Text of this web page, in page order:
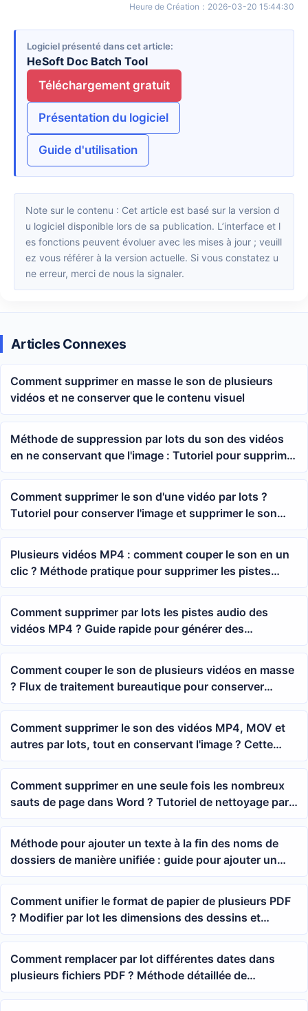
Heure de Création ： 2026-03-20 15:44:30
Logiciel présenté dans cet article
HeSoft Doc Batch Tool
Téléchargement gratuit
Présentation du logiciel
Guide d'utilisation
Note sur le contenu : Cet article est basé sur la version d
u logiciel disponible lors de sa publication. L’interface et l
es fonctions peuvent évoluer avec les mises à jour ; veuill
ez vous référer à la version actuelle. Si vous constatez u
ne erreur, merci de nous la signaler.
Articles Connexes
Comment supprimer en masse le son de plusieurs
vidéos et ne conserver que le contenu visuel
Méthode de suppression par lots du son des vidéos
en ne conservant que l'image : Tutoriel pour supprimer
la piste audio de plusieurs vidéos MP4 en un clic
Comment supprimer le son d'une vidéo par lots ?
Tutoriel pour conserver l'image et supprimer le son
d'un MP4
Plusieurs vidéos MP4 : comment couper le son en un
clic ? Méthode pratique pour supprimer les pistes
audio des vidéos en masse
Comment supprimer par lots les pistes audio des
vidéos MP4 ? Guide rapide pour générer des
séquences vidéo sans son
Comment couper le son de plusieurs vidéos en masse
? Flux de traitement bureautique pour conserver
l'image et supprimer le son original
Comment supprimer le son des vidéos MP4, MOV et
autres par lots, tout en conservant l'image ? Cette
astuce vous aide à résoudre rapidement le problème
Comment supprimer en une seule fois les nombreux
sauts de page dans Word ? Tutoriel de nettoyage par
lots pour plusieurs fichiers
Méthode pour ajouter un texte à la fin des noms de
dossiers de manière unifiée : guide pour ajouter un
suffixe en masse
Comment unifier le format de papier de plusieurs PDF
? Modifier par lot les dimensions des dessins et
documents en A4, A3, A2
Comment remplacer par lot différentes dates dans
plusieurs fichiers PDF ? Méthode détaillée de
recherche floue avec des caractères génériques